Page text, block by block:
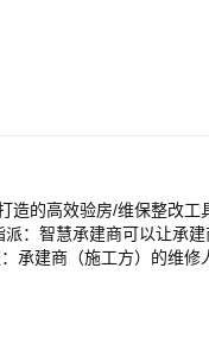
术体系】 收集并培养
己的主力阵容。 机动突
，重塑海战策略】 供奉神
响王座归属、七海登顶只
座进军！
造的高效验房/维保整改工
：智慧承建商可以让承
承建商（施工方）的维修
慧客服和智慧承建商，真
创始于1997年），香港